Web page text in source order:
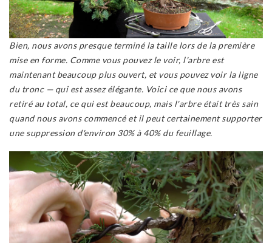
Bien, nous avons presque terminé la taille lors de la première
mise en forme. Comme vous pouvez le voir, l'arbre est
maintenant beaucoup plus ouvert, et vous pouvez voir la ligne
du tronc — qui est assez élégante. Voici ce que nous avons
retiré au total, ce qui est beaucoup, mais l'arbre était très sain
quand nous avons commencé et il peut certainement supporter
une suppression d'environ 30% à 40% du feuillage.